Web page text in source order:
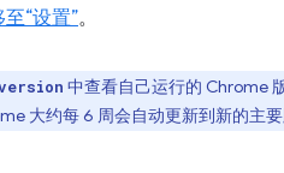
“设置”。
中查看自己运行的 Chrome
大约每 6 周会自动更新到新的主要